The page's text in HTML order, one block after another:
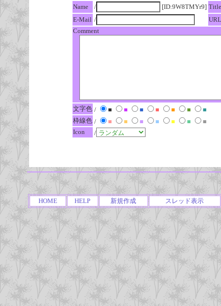
Name
/ [ID:9W8TMYr9] Title
E-Mail /
URL
Comment
文字色 / ■ ■ ■ ■ ■ ■
■
枠線色 / ■ ■ ■ ■ ■ ■
■
Icon
/
HOME HELP 新規作成 スレッド表示